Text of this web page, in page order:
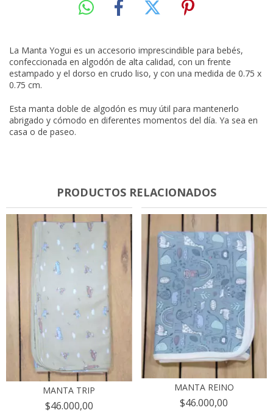
La Manta Yogui es un accesorio imprescindible para bebés,
confeccionada en algodón de alta calidad, con un frente
estampado y el dorso en crudo liso, y con una medida de 0.75 x
0.75 cm.
Esta manta doble de algodón es muy útil para mantenerlo
abrigado y cómodo en diferentes momentos del día. Ya sea en
casa o de paseo.
PRODUCTOS RELACIONADOS
MANTA TRIP
$46.000,00
MANTA REINO
$46.000,00